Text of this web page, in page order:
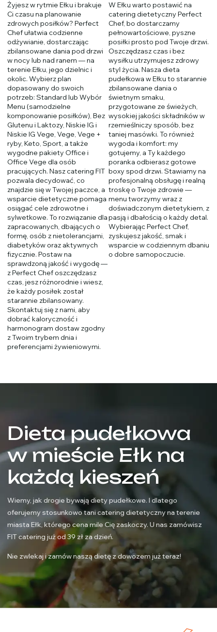
Żyjesz w rytmie Ełku i brakuje
Ci czasu na planowanie
zdrowych posiłków? Perfect
Chef ułatwia codzienne
odżywianie, dostarczając
zbilansowane dania pod drzwi
w nocy lub nad ranem — na
terenie Ełku, jego dzielnic i
okolic. Wybierz plan
dopasowany do swoich
potrzeb: Standard lub Wybór
Menu (samodzielne
komponowanie posiłków), Bez
Glutenu i Laktozy, Niskie IG i
Niskie IG Vege, Vege, Vege +
ryby, Keto, Sport, a także
wygodne pakiety Office i
Office Vege dla osób
pracujących. Nasz catering FIT
pozwala decydować, co
znajdzie się w Twojej paczce, a
wsparcie dietetyczne pomaga
osiągać cele zdrowotne i
sylwetkowe. To rozwiązanie dla
zapracowanych, dbających o
formę, osób z nietolerancjami,
diabetyków oraz aktywnych
fizycznie. Postaw na
sprawdzoną jakość i wygodę —
z Perfect Chef oszczędzasz
czas, jesz różnorodnie i wiesz,
że każdy posiłek został
starannie zbilansowany.
Skontaktuj się z nami, aby
dobrać kaloryczność i
harmonogram dostaw zgodny
z Twoim trybem dnia i
preferencjami żywieniowymi.
W Ełku warto postawić na
catering dietetyczny Perfect
Chef, bo dostarczamy
pełnowartościowe, pyszne
posiłki prosto pod Twoje drzwi.
Oszczędzasz czas i bez
wysiłku utrzymujesz zdrowy
styl życia. Nasza dieta
pudełkowa w Ełku to starannie
zbilansowane dania o
świetnym smaku,
przygotowane ze świeżych,
wysokiej jakości składników w
rzemieślniczy sposób, bez
taniej masówki. To również
wygoda i komfort: my
gotujemy, a Ty każdego
poranka odbierasz gotowe
boxy spod drzwi. Stawiamy na
profesjonalną obsługę i realną
troskę o Twoje zdrowie —
menu tworzymy wraz z
doświadczonym dietetykiem, z
pasją i dbałością o każdy detal.
Wybierając Perfect Chef,
zyskujesz jakość, smak i
wsparcie w codziennym dbaniu
o dobre samopoczucie.
Dieta pudełkowa
w mieście Ełk na
każdą kieszeń
Wiemy, jak drogie bywają diety pudełkowe. I dlatego
oferujemy stosunkowo tani catering dietetyczny na terenie
miasta Ełk, którego cena mile Cię zaskoczy. U nas zamówisz
FIT catering już od 39 zł za dzień.
Nie zwlekaj i zamów naszą dietę z dowozem już teraz!